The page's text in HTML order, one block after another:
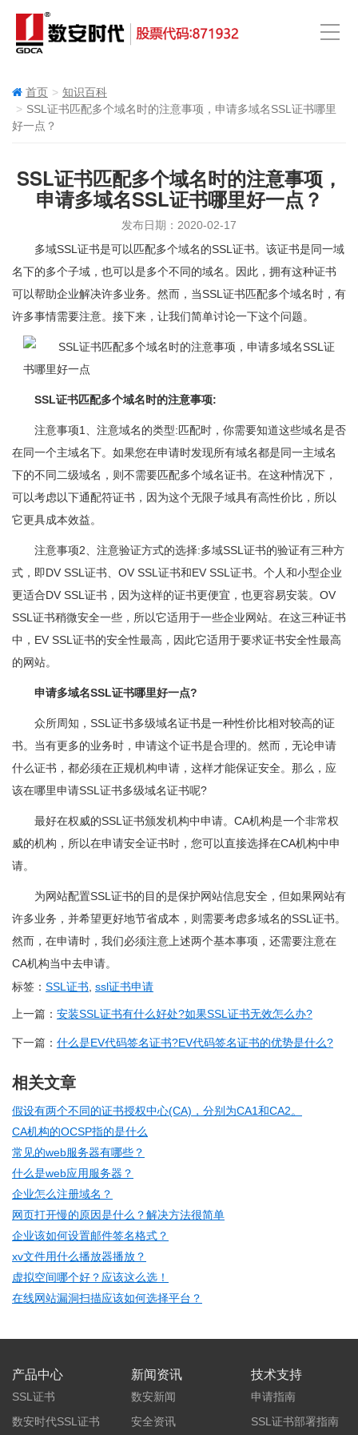
首页
知识百科
SSL证书匹配多个域名时的注意事项，申请多域名SSL证书哪里
好一点？
SSL证书匹配多个域名时的注意事项，
申请多域名SSL证书哪里好一点？
发布日期：2020-02-17
多域SSL证书是可以匹配多个域名的SSL证书。该证书是同一域
名下的多个子域，也可以是多个不同的域名。因此，拥有这种证书
可以帮助企业解决许多业务。然而，当SSL证书匹配多个域名时，有
许多事情需要注意。接下来，让我们简单讨论一下这个问题。
SSL证书匹配多个域名时的注意事项:
注意事项1、注意域名的类型:匹配时，你需要知道这些域名是否
在同一个主域名下。如果您在申请时发现所有域名都是同一主域名
下的不同二级域名，则不需要匹配多个域名证书。在这种情况下，
可以考虑以下通配符证书，因为这个无限子域具有高性价比，所以
它更具成本效益。
注意事项2、注意验证方式的选择:多域SSL证书的验证有三种方
式，即DV SSL证书、OV SSL证书和EV SSL证书。个人和小型企业
更适合DV SSL证书，因为这样的证书更便宜，也更容易安装。OV
SSL证书稍微安全一些，所以它适用于一些企业网站。在这三种证书
中，EV SSL证书的安全性最高，因此它适用于要求证书安全性最高
的网站。
申请多域名SSL证书哪里好一点?
众所周知，SSL证书多级域名证书是一种性价比相对较高的证
书。当有更多的业务时，申请这个证书是合理的。然而，无论申请
什么证书，都必须在正规机构申请，这样才能保证安全。那么，应
该在哪里申请SSL证书多级域名证书呢?
最好在权威的SSL证书颁发机构中申请。CA机构是一个非常权
威的机构，所以在申请安全证书时，您可以直接选择在CA机构中申
请。
为网站配置SSL证书的目的是保护网站信息安全，但如果网站有
许多业务，并希望更好地节省成本，则需要考虑多域名的SSL证书。
然而，在申请时，我们必须注意上述两个基本事项，还需要注意在
CA机构当中去申请。
标签： SSL证书 ssl证书申请
上一篇： 安装SSL证书有什么好处?如果SSL证书无效怎么办?
下一篇： 什么是EV代码签名证书?EV代码签名证书的优势是什么?
相关文章
假设有两个不同的证书授权中心(CA)，分别为CA1和CA2。
CA机构的OCSP指的是什么
常见的web服务器有哪些？
什么是web应用服务器？
企业怎么注册域名？
网页打开慢的原因是什么？解决方法很简单
企业该如何设置邮件签名格式？
xv文件用什么播放器播放？
虚拟空间哪个好？应该这么选！
在线网站漏洞扫描应该如何选择平台？
产品中心
SSL证书
数安时代SSL证书
新闻资讯
数安新闻
安全资讯
技术支持
申请指南
SSL证书部署指南